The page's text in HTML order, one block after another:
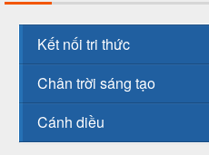
Kết nối tri thức
Chân trời sáng tạo
Cánh diều